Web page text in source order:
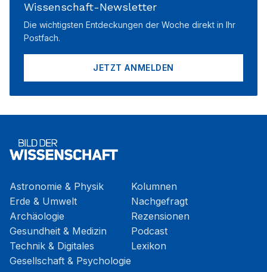
Wissenschaft-Newsletter
Die wichtigsten Entdeckungen der Woche direkt in Ihr
Postfach.
JETZT ANMELDEN
Astronomie & Physik
Erde & Umwelt
Archäologie
Gesundheit & Medizin
Technik & Digitales
Gesellschaft & Psychologie
Kolumnen
Nachgefragt
Rezensionen
Podcast
Lexikon